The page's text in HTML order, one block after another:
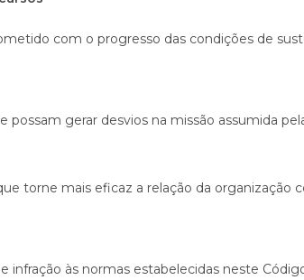
com o progresso das condições de
gerar desvios na missão assumida
torne mais eficaz a relação da organização
às normas estabelecidas neste